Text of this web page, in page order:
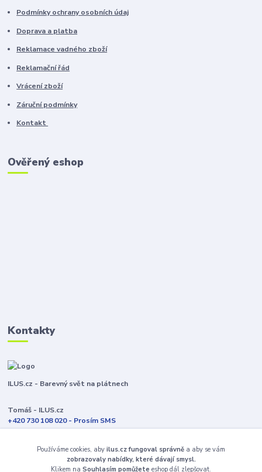
Podmínky ochrany osobních údaj
Doprava a platba
Reklamace vadného zboží
Reklamační řád
Vrácení zboží
Záruční podmínky
Kontakt
Ověřený eshop
Kontakty
ILUS.cz - Barevný svět na plátnech
Tomáš - ILUS.cz
+420 730 108 020 - Prosím SMS
Jsme většinu času ve výrobě
info@ilus.cz
Používáme cookies, aby ilus.cz fungoval správně a aby se vám
zobrazovaly nabídky, které dávají smysl.
Klikem na Souhlasím pomůžete eshop dál zlepšovat.